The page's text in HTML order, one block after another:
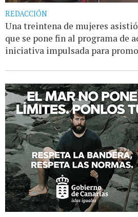
REDACCIÓN
Una treintena de mujeres
que se pone fin al programa de
iniciativa impulsada para